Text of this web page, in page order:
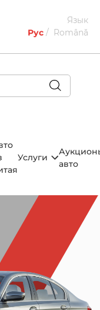
Язык
Рус
Română
Услуги
авто